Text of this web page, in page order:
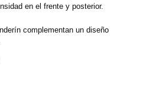
en el frente y posterior.
complementan un diseño